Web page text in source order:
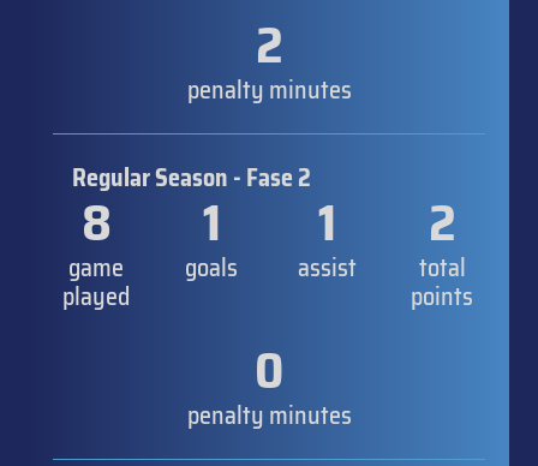
2
penalty minutes
Regular Season - Fase 2
8
game
played
1
goals
1
assist
2
total
points
0
penalty minutes